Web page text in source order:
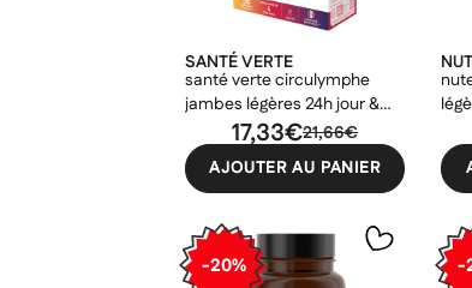
SANTÉ VERTE
santé verte circulymphe
jambes légères 24h jour &
nuit 56 comprimés21,66€
17,33€
AJOUTER AU PANIER
-20% -